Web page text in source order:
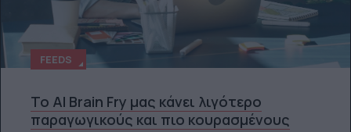
FEEDS
Το AI Brain Fry μας κάνει λιγότερο
παραγωγικούς και πιο κουρασμένους